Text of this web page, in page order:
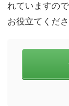
れていますの
お役立てくださ